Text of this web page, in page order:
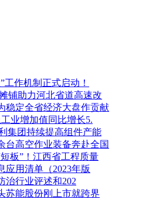
工作机制正式启动！
铺助力河北省道高速改
稳定全省经济大盘作贡献
业增加值同比增长5.
集团持续提高组件产能
台高空作业装备奔赴全国
板”！江西省工程质量
应用清单（2023年版
治行业评述和202
苏能股份刚上市就跨界